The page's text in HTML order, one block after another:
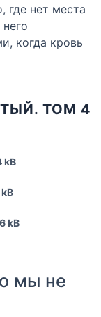
где нет места
когда кровь
ТОМ 4
kB
kB
мы не